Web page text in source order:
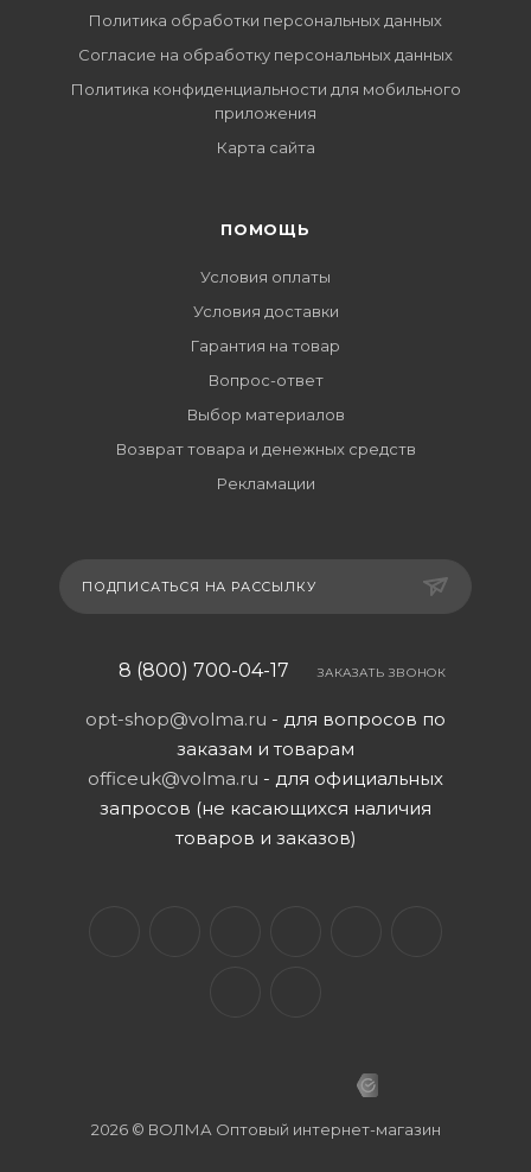
Политика обработки персональных данных
Согласие на обработку персональных данных
Политика конфиденциальности для мобильного
приложения
Карта сайта
ПОМОЩЬ
Условия оплаты
Условия доставки
Гарантия на товар
Вопрос-ответ
Выбор материалов
Возврат товара и денежных средств
Рекламации
ПОДПИСАТЬСЯ НА РАССЫЛКУ
8 (800) 700-04-17 ЗАКАЗАТЬ ЗВОНОК
opt-shop@volma.ru - для вопросов по
заказам и товарам
officeuk@volma.ru - для официальных
запросов (не касающихся наличия
товаров и заказов)
2026 © ВОЛМА Оптовый интернет-магазин